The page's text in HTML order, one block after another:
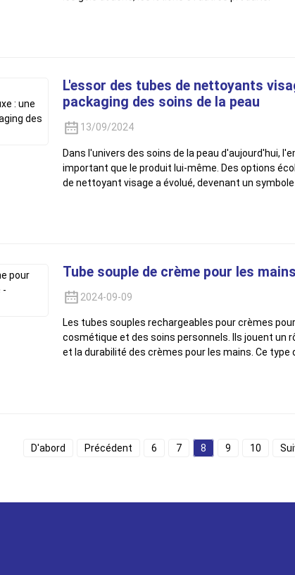
L'essor des tubes de nettoyants
packaging des soins de la peau
13/09/2024
Dans l'univers des soins de la peau d'aujourd'hui,
important que le produit lui-même. Des options
de nettoyant visage a évolué, devenant un
Tube souple de crème pour les
2024-09-09
Les tubes souples rechargeables pour crèmes
cosmétique et des soins personnels. Ils jouent un
et la durabilité des crèmes pour les mains. Ce type
D'abord Précédent 6 7 8 9 10